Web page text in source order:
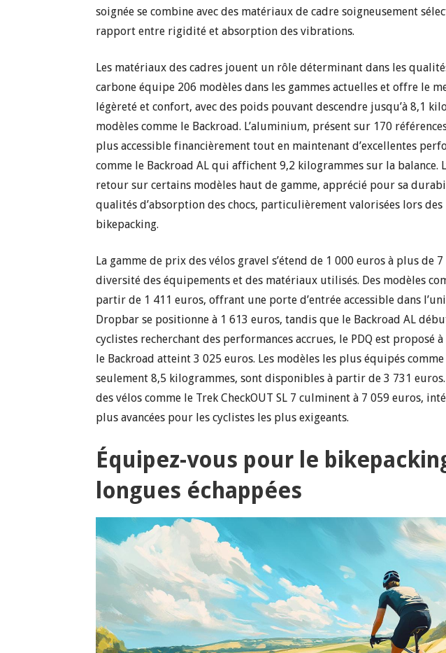
soignée se combine avec des matériaux de cadre soigneusement
rapport entre rigidité et absorption des vibrations.
Les matériaux des cadres jouent un rôle déterminant dans les
carbone équipe 206 modèles dans les gammes actuelles et offre le
légèreté et confort, avec des poids pouvant descendre jusqu’à 8,1
modèles comme le Backroad. L’aluminium, présent sur 170
plus accessible financièrement tout en maintenant d’excellentes
comme le Backroad AL qui affichent 9,2 kilogrammes sur la balance.
retour sur certains modèles haut de gamme, apprécié pour sa
qualités d’absorption des chocs, particulièrement valorisées lors
bikepacking.
La gamme de prix des vélos gravel s’étend de 1 000 euros à plus de
diversité des équipements et des matériaux utilisés. Des modèles
partir de 1 411 euros, offrant une porte d’entrée accessible dans
Dropbar se positionne à 1 613 euros, tandis que le Backroad AL
cyclistes recherchant des performances accrues, le PDQ est proposé
le Backroad atteint 3 025 euros. Les modèles les plus équipés comme
seulement 8,5 kilogrammes, sont disponibles à partir de 3 731
des vélos comme le Trek CheckOUT SL 7 culminent à 7 059 euros,
plus avancées pour les cyclistes les plus exigeants.
Équipez-vous pour le
longues échappées